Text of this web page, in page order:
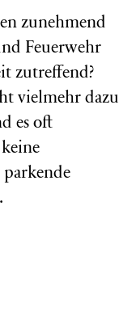
zunehmend
Feuerwehr
zutreffend?
vielmehr dazu
es oft
parkende